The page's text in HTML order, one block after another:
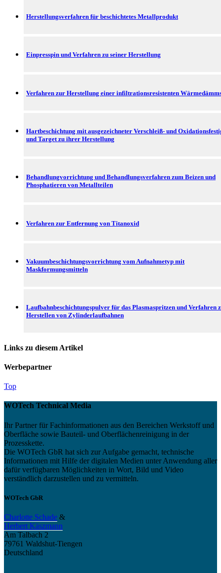
Herstellungsverfahren für beschichtetes Metallprodukt
Einpresspin und Verfahren zu seiner Herstellung
Verfahren zur Herstellung einer infiltrationsresistenten
Hartbeschichtung mit ausgezeichneter Verschleiß- und
und Target zu ihrer Herstellung
Behandlungvorrichtung und Behandlungsverfahren zum Beizen und
Phosphatieren von Metallteilen
Verfahren zur Entfernung von Titanoxid
Vakuumbeschichtungsvorrichtung vom Aufnahmetyp mit
Maskformungsmitteln
Laufbahnbeschichtungspulver für das Plasmaspritzen und Verfahren
Herstellen von Zylinderlaufbahnen
Links zu diesem Artikel
Werbepartner
Top
WOTech Technical Media
Ihr Partner für Fachinformationen aus den Bereichen Werkstoff und
Oberfläche sowie Bauteil- und Oberflächenreinigung in der
Prozesskette.
Die WOTech GbR hat sich zur Aufgabe gemacht, technische
Informationen mit Hilfe der digitalen Medien unter Anwendung aller
dafür verfügbaren Möglichkeiten in Wort, Bild und Video
verständlich darzustellen und zu vermitteln.
WOTech GbR
Charlotte Schade &
Herbert Käszmann
Am Talbach 2
79761 Waldshut-Tiengen
Deutschland